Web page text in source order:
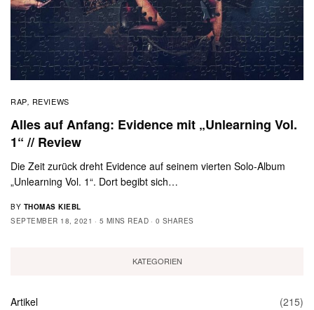
RAP, REVIEWS
Alles auf Anfang: Evidence mit „Unlearning Vol.
1“ // Review
Die Zeit zurück dreht Evidence auf seinem vierten Solo-Album
„Unlearning Vol. 1“. Dort begibt sich…
BY THOMAS KIEBL
SEPTEMBER 18, 2021
5 MINS READ 0 SHARES
KATEGORIEN
Artikel
(215)